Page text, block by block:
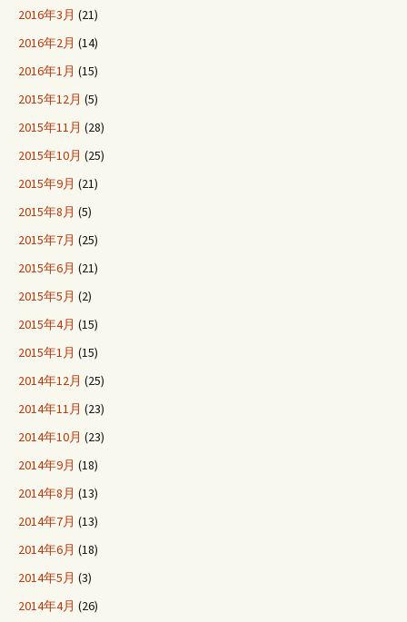
2016年3月 (21)
2016年2月 (14)
2016年1月 (15)
2015年12月 (5)
2015年11月 (28)
2015年10月 (25)
2015年9月 (21)
2015年8月 (5)
2015年7月 (25)
2015年6月 (21)
2015年5月 (2)
2015年4月 (15)
2015年1月 (15)
2014年12月 (25)
2014年11月 (23)
2014年10月 (23)
2014年9月 (18)
2014年8月 (13)
2014年7月 (13)
2014年6月 (18)
2014年5月 (3)
2014年4月 (26)